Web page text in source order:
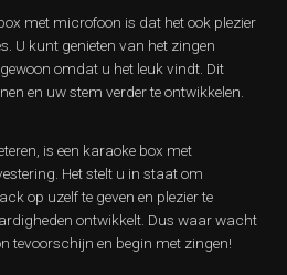
met microfoon is dat het ook plezier
U kunt genieten van het zingen
omdat u het leuk vindt. Dit
en uw stem verder te ontwikkelen.
is een karaoke box met
Het stelt u in staat om
op uzelf te geven en plezier te
ontwikkelt. Dus waar wacht
tevoorschijn en begin met zingen!